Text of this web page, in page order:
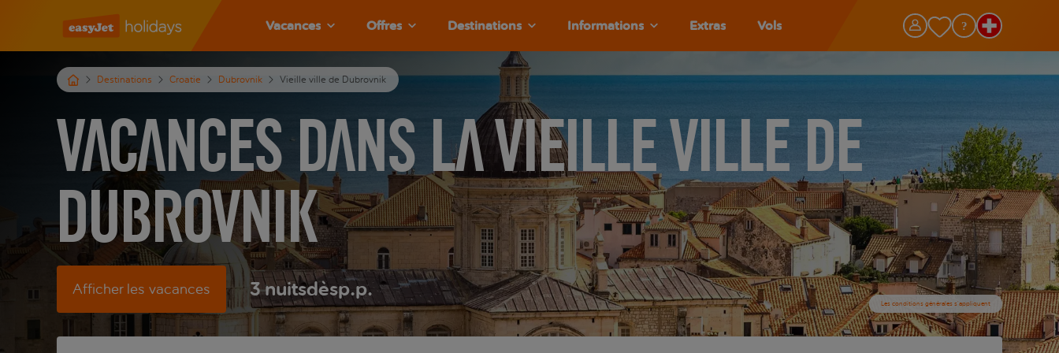
Vacances Offres Destinations Informations Extras Vols
Destinations Croatie Dubrovnik Vieille ville de Dubrovnik
Vacances dans la vieille ville de
Dubrovnik
Afficher les vacances 3nuitsdèsp.p.
Les conditions générales s’appliquent